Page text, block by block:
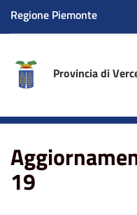
Regione Piemonte
Provincia di
19